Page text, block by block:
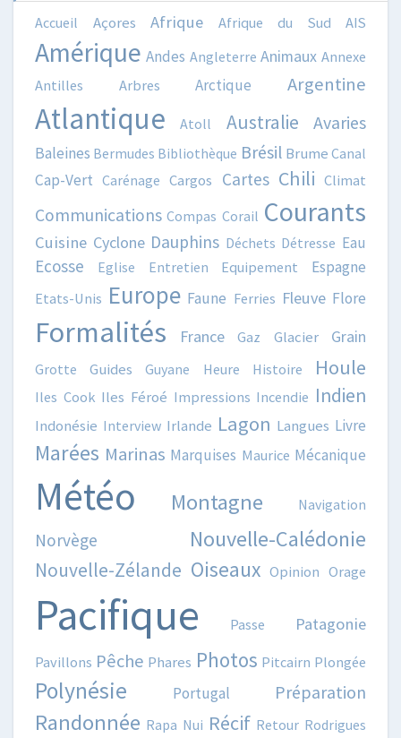
Accueil Açores Afrique Afrique du Sud AIS
Amérique Andes Angleterre Animaux Annexe
Antilles
Arbres Arctique Argentine
Atlantique Atoll Australie Avaries
Baleines Bermudes Bibliothèque Brésil Brume Canal
Cap-Vert Carénage Cargos Cartes Chili Climat
Communications Compas Corail Courants
Cuisine Cyclone Dauphins Déchets Détresse Eau
Ecosse Eglise Entretien Equipement Espagne
Etats-Unis Europe Faune Ferries Fleuve Flore
Formalités France Gaz Glacier Grain
Grotte Guides Guyane Heure Histoire Houle
Iles Cook Iles Féroé Impressions Incendie Indien
Indonésie Interview Irlande Lagon Langues Livre
Marées Marinas Marquises Maurice Mécanique
Météo Montagne Navigation
Norvège Nouvelle-Calédonie
Nouvelle-Zélande Oiseaux Opinion Orage
Pacifique Passe Patagonie
Pavillons Pêche Phares Photos Pitcairn Plongée
Polynésie Portugal Préparation
Randonnée Rapa Nui Récif Retour Rodrigues